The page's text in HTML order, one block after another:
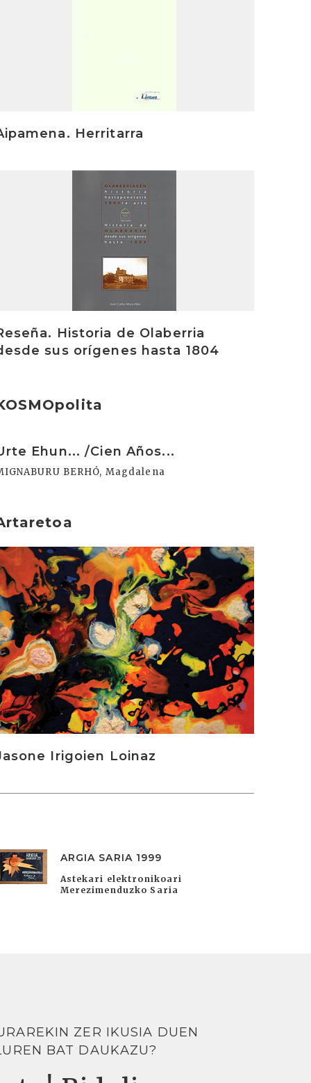
Herritarra
Historia de Olaberria
sus orígenes hasta 1804
Ehun... /Cien Años...
BERHÓ, Magdalena
Irigoien Loinaz
ARGIA SARIA 1999
Astekari elektronikoari
Merezimenduzko Saria
ZER IKUSIA DUEN
BAT DAUKAZU?